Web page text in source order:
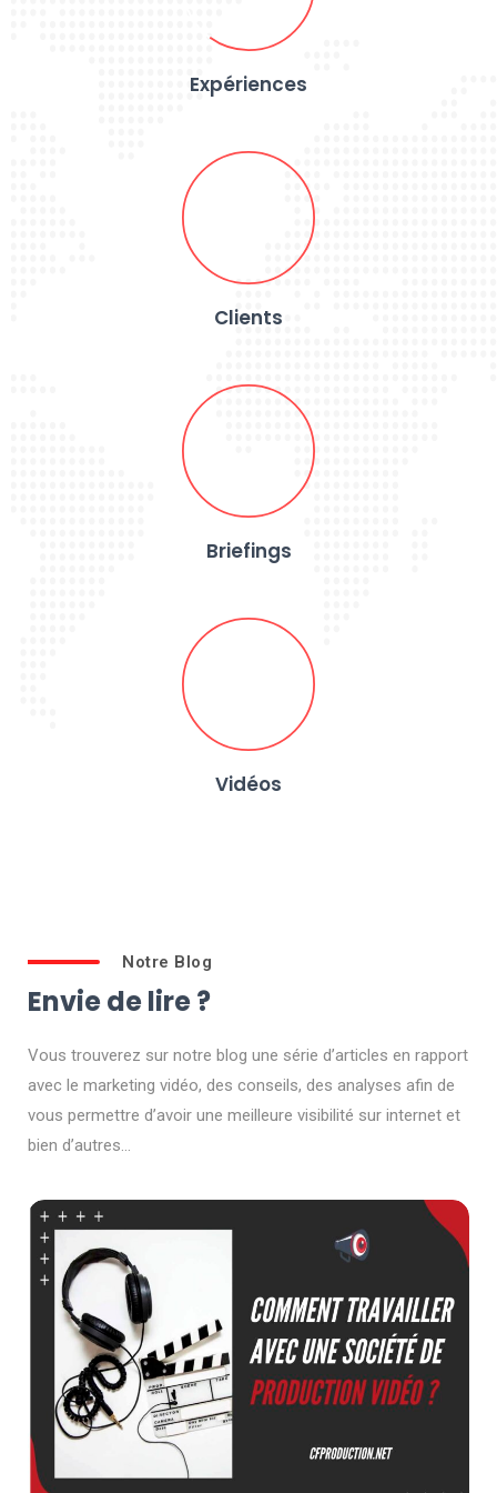
Expériences
Clients
Briefings
Vidéos
Notre Blog
Envie de lire ?
Vous trouverez sur notre blog une série d’articles en rapport
avec le marketing vidéo, des conseils, des analyses afin de
vous permettre d’avoir une meilleure visibilité sur internet et
bien d’autres…